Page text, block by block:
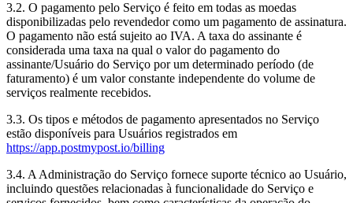
3.2. O pagamento pelo Serviço é feito em todas as moedas
disponibilizadas pelo revendedor como um pagamento de assinatura.
O pagamento não está sujeito ao IVA. A taxa do assinante é
considerada uma taxa na qual o valor do pagamento do
assinante/Usuário do Serviço por um determinado período (de
faturamento) é um valor constante independente do volume de
serviços realmente recebidos.
3.3. Os tipos e métodos de pagamento apresentados no Serviço
estão disponíveis para Usuários registrados em
https://app.postmypost.io/billing
3.4. A Administração do Serviço fornece suporte técnico ao Usuário,
incluindo questões relacionadas à funcionalidade do Serviço e